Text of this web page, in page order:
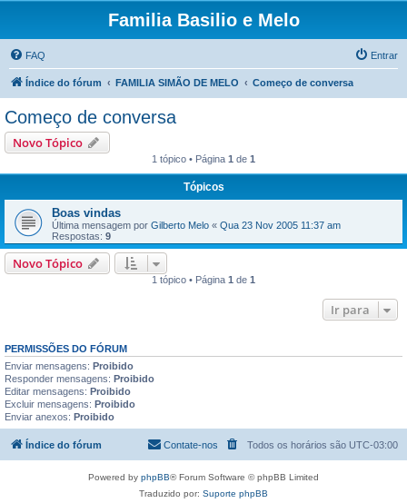
Familia Basilio e Melo
FAQ Entrar
Índice do fórum FAMILIA SIMÃO DE MELO Começo de conversa
Começo de conversa
Novo Tópico
1 tópico • Página 1 de 1
Tópicos
Boas vindas
Última mensagem por Gilberto Melo « Qua 23 Nov 2005 11:37 am
Respostas: 9
Novo Tópico
1 tópico • Página 1 de 1
Ir para
PERMISSÕES DO FÓRUM
Enviar mensagens: Proibido
Responder mensagens: Proibido
Editar mensagens: Proibido
Excluir mensagens: Proibido
Enviar anexos: Proibido
Índice do fórum Todos os horários são UTC-03:00
Contate-nos
Powered by phpBB® Forum Software © phpBB Limited
Traduzido por: Suporte phpBB